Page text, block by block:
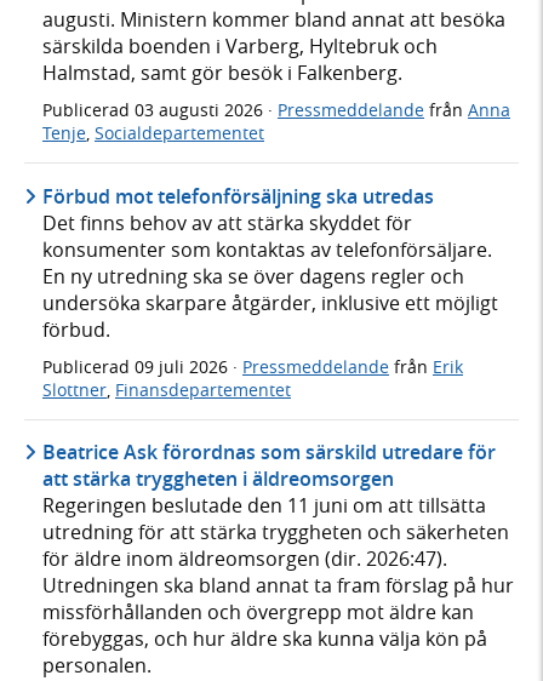
augusti. Ministern kommer bland annat att besöka
särskilda boenden i Varberg, Hyltebruk och
Halmstad, samt gör besök i Falkenberg.
Publicerad 03 augusti 2026 · Pressmeddelande från Anna
Tenje, Socialdepartementet
Förbud mot telefonförsäljning ska utredas
Det finns behov av att stärka skyddet för
konsumenter som kontaktas av telefonförsäljare.
En ny utredning ska se över dagens regler och
undersöka skarpare åtgärder, inklusive ett möjligt
förbud.
Publicerad 09 juli 2026 · Pressmeddelande från Erik
Slottner Finansdepartementet
Beatrice Ask förordnas som särskild utredare för
att stärka tryggheten i äldreomsorgen
Regeringen beslutade den 11 juni om att tillsätta
utredning för att stärka tryggheten och säkerheten
för äldre inom äldreomsorgen (dir. 2026:47).
Utredningen ska bland annat ta fram förslag på hur
missförhållanden och övergrepp mot äldre kan
förebyggas, och hur äldre ska kunna välja kön på
personalen.